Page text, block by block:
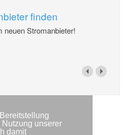
unserer
damit
finden
neuen Stromanbieter!